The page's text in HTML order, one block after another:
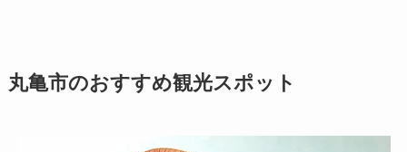
丸亀市のおすすめ観光スポット